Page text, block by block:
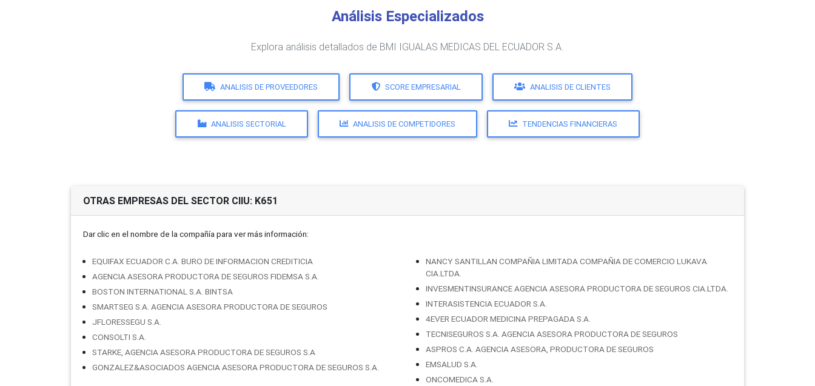
Análisis Especializados
Explora análisis detallados de BMI IGUALAS MEDICAS DEL ECUADOR S.A.
ANALISIS DE PROVEEDORES SCORE EMPRESARIAL ANALISIS DE CLIENTES
ANALISIS SECTORIAL ANALISIS DE COMPETIDORES TENDENCIAS FINANCIERAS
OTRAS EMPRESAS DEL SECTOR CIIU: K651
Dar clic en el nombre de la compañí­a para ver más información:
EQUIFAX ECUADOR C.A. BURO DE INFORMACION CREDITICIA
AGENCIA ASESORA PRODUCTORA DE SEGUROS FIDEMSA S.A.
BOSTON INTERNATIONAL S.A. BINTSA
SMARTSEG S.A. AGENCIA ASESORA PRODUCTORA DE SEGUROS
JFLORESSEGU S.A.
CONSOLTI S.A.
STARKE, AGENCIA ASESORA PRODUCTORA DE SEGUROS S.A
GONZALEZ&ASOCIADOS AGENCIA ASESORA PRODUCTORA DE SEGUROS S.A.
NANCY SANTILLAN COMPAÑIA LIMITADA COMPAÑIA DE COMERCIO LUKAVA
CIA.LTDA.
INVESMENTINSURANCE AGENCIA ASESORA PRODUCTORA DE SEGUROS CIA.LTDA.
INTERASISTENCIA ECUADOR S.A.
4EVER ECUADOR MEDICINA PREPAGADA S.A.
TECNISEGUROS S.A. AGENCIA ASESORA PRODUCTORA DE SEGUROS
ASPROS C.A. AGENCIA ASESORA, PRODUCTORA DE SEGUROS
EMSALUD S.A.
ONCOMEDICA S.A.